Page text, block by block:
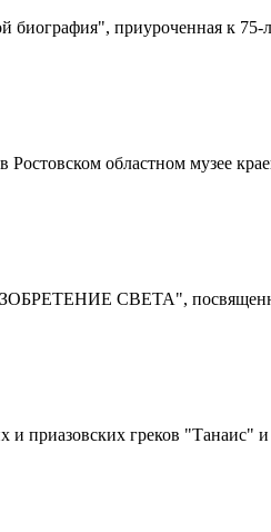
биография", приуроченная к 75-
областном музее
"ИЗОБРЕТЕНИЕ СВЕТА",
приазовских греков "Танаис"